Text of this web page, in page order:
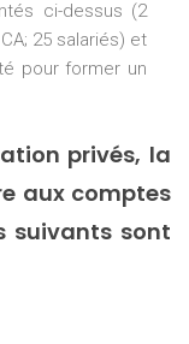
ci-dessus (2
25 salariés) et
pour former un
privés, la
aux comptes
suivants sont